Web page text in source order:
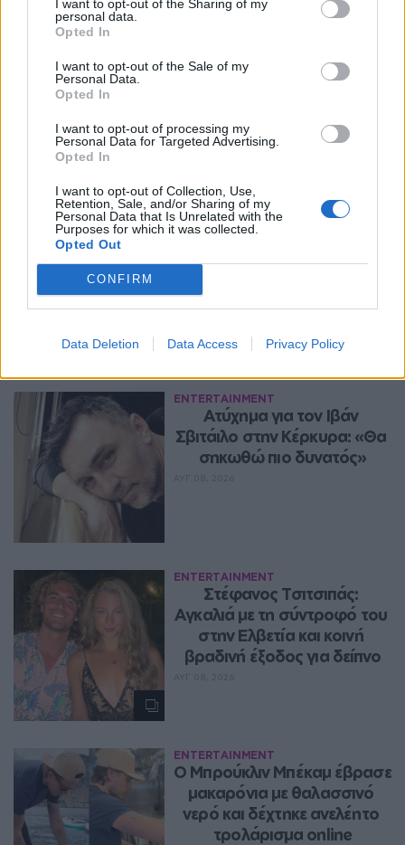
I want to opt-out of the Sharing of my
personal data.
Opted In
I want to opt-out of the Sale of my
Personal Data.
Opted In
I want to opt-out of processing my
Personal Data for Targeted Advertising.
Opted In
I want to opt-out of Collection, Use,
Retention, Sale, and/or Sharing of my
Personal Data that Is Unrelated with the
Purposes for which it was collected.
Opted Out
CONFIRM
Data Deletion Data Access Privacy Policy
Entertainment
ENTERTAINMENT
Ατύχημα για τον Ιβάν
Σβιτάιλο στην Κέρκυρα: «Θα
σηκωθώ πιο δυνατός»
ENTERTAINMENT
Στέφανος Τσιτσιπάς:
Αγκαλιά με τη σύντροφό του
στην Ελβετία και κοινή
βραδινή έξοδος για δείπνο
ENTERTAINMENT
Ο Μπρούκλιν Μπέκαμ έβρασε
μακαρόνια με θαλασσινό
νερό και δέχτηκε ανελέητο
τρολάρισμα online